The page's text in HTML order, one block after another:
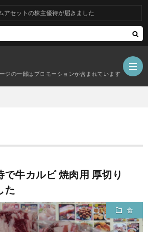
ジの一部はプロモーションが含まれています
ットの株主優待が届きました
で牛カルビ 焼肉用 厚切り
た
食